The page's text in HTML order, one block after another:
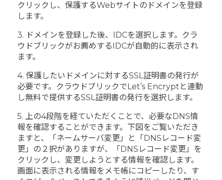
クリックし、保護するWebサイトのドメインを登録
します。
3. ドメインを登録した後、IDCを選択します。クラ
ウドブリックがお薦めするIDCが自動的に表示され
ます。
4. 保護したいドメインに対するSSL証明書の発行が
必要です。クラウドブリックでLet’s Encryptと連動
し無料で提供するSSL証明書の発行を選択します。
5. 上の4段階を経ていただくことで、必要なDNS情
報を確認することができます。下図をご覧いただき
ますと、「ネームサーバ変更」と「DNSレコード変
更」の２択がありますが、「DNSレコード変更」を
クリックし、変更しようとする情報を確認します。
画面に表示される情報をメモ帳にコピーしたり、す